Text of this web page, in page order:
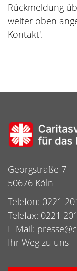
Rückmeldung
weiter oben
Kontakt'.
Georgstraße 7
50676 Köln
Telefon: 0221
Telefax: 0221
E-Mail:
Ihr Weg zu uns